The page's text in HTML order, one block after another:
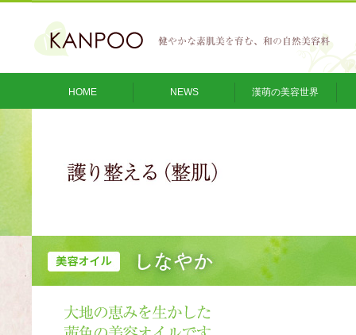
HOME NEWS 漢萌の美容世界